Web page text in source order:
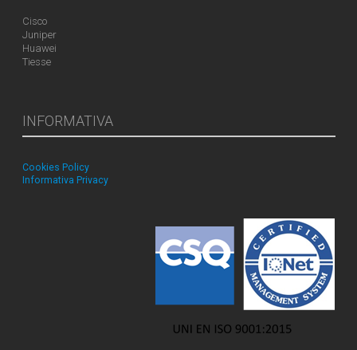
Cisco
Juniper
Huawei
Tiesse
INFORMATIVA
Cookies Policy
Informativa Privacy